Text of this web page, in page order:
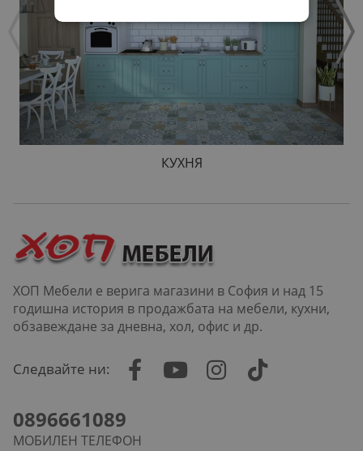
КУХНЯ
ХОП Мебели е верига магазини в София и над 15
годишна история в продажбата на мебели, кухни,
обзавеждане за дневна, хол, офис и др.
Следвайте ни:
0896661089
МОБИЛЕН ТЕЛЕФОН